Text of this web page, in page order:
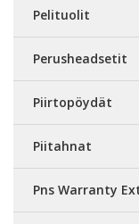
Pelituolit
Perusheadsetit
Piirtopöydät
Piitahnat
Pns Warranty